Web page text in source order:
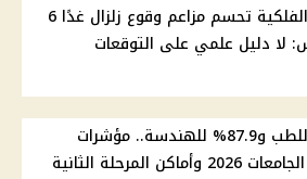
البحوث الفلكية تحسم مزاعم وقوع زلزال غدًا 6
دليل علمي على التوقعات
92.8% للطب و87.9% للهندسة.. مؤشرات
المرحلة الثانية